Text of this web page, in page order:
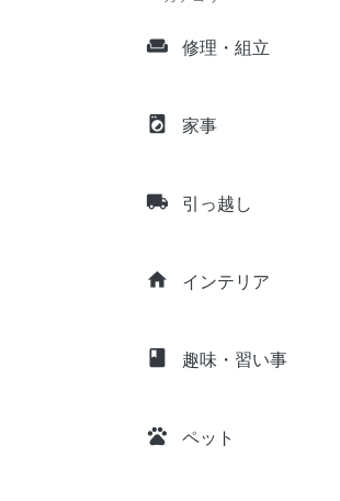
weekend 修理・組立
local_laundry_service 家事
local_shipping 引っ越し
home インテリア
class 趣味・習い事
pets ペット